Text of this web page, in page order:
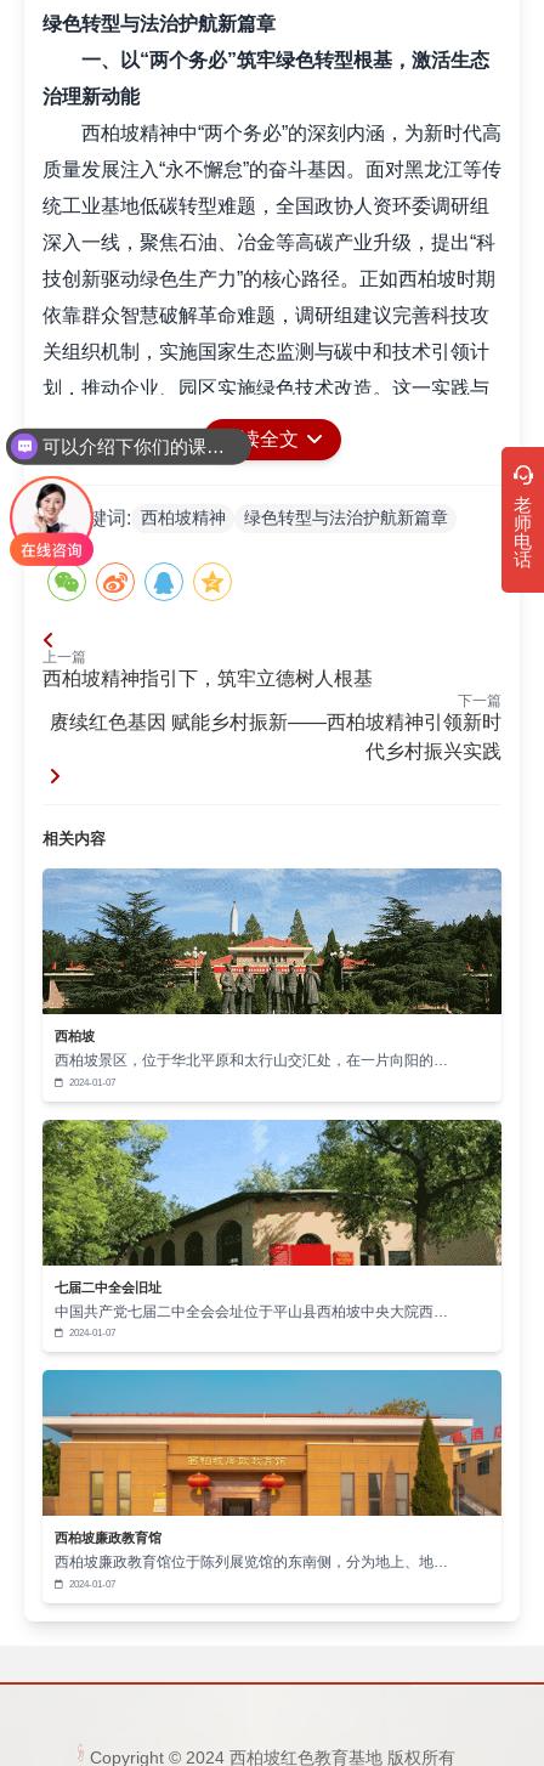
绿色转型与法治护航新篇章
一、以“两个务必”筑牢绿色转型根基，激活生态
治理新动能
西柏坡精神中“两个务必”的深刻内涵，为新时代高
质量发展注入“永不懈怠”的奋斗基因。面对黑龙江等传
统工业基地低碳转型难题，全国政协人资环委调研组
深入一线，聚焦石油、冶金等高碳产业升级，提出“科
技创新驱动绿色生产力”的核心路径‌。正如西柏坡时期
依靠群众智慧破解革命难题，调研组建议‌完善科技攻
关组织机制‌，实施国家生态监测与碳中和技术引领计
划，推动企业、园区实施绿色技术改造‌。这一实践与
习近平总书记“推动经济社会发展全面绿色转型”的指示
高度契合‌，更彰显“从群众中来、到群众中去”的红色治
理智慧。
跨区域协同治理‌是西柏坡“全国一盘棋”战略思维的
当代延续。2024年沿黄九省(区)政协协商会议与长江
经济带省市协商会议，通过‌生态优先、系统推进‌的协
同机制，构建起流域综合治理样板‌。这与木兰溪从“水
患之河”到全国示范河湖的蜕变经验一脉相承‌，凸显“集
中力量办大事”的制度优势，为“美丽中国”建设提供可
质量发展
兴产业法规滞后问题，全国政协双周协商座谈会提
出‌“对标国际规则、完善智能网联汽车法律依据”‌等建
议‌，体现“破旧立新”的改革魄力。正如西柏坡时期通过
土地改革重塑社会秩序，当前法治化营商环境建设需
强化‌“公平竞争、权益保护”‌两大支柱‌，这与福建“生态
优等生”通过法治推动“绿色产业链”发展的经验相呼
应‌。
全国政协经济委员会赴湖北等地专题调研，推
动‌“公开透明、法治保障”‌的民营企业发展环境建设‌，恰
如西柏坡时期通过整风运动强化纪律性。这种“刀刃向
内”的自我革命精神，为经济回升注入确定性，印证“法
治固根本、稳预期、利长远”的核心作用‌。
三、以“系统思维”凝聚政协力量，绘就高质量发
展蓝图
全国政协充分发挥“凝心聚力第一线”职能，构
建“调研—协商—落实”闭环机制。从黑龙江绿色产业调
研到沿黄、沿江跨区域协商，形成覆盖源头治理、产
业布局、技术创新的全链条建言体系‌，其方法论与西
柏坡“战略决战”的系统谋划异曲同工。正如政协委员提
出的‌“统筹产业‘一盘棋’重塑布局”‌建议‌，呼应了习近平
总书记“协同推进降碳减污扩绿增长”的战略部署‌。
阅读全文
关键词: 西柏坡精神 绿色转型与法治护航新篇章
上一篇
西柏坡精神指引下，筑牢立德树人根基
下一篇
赓续红色基因 赋能乡村振新——西柏坡精神引领新时
代乡村振兴实践‌
相关内容
西柏坡
西柏坡景区，位于华北平原和太行山交汇处，在一片向阳的…
2024-01-07
七届二中全会旧址
中国共产党七届二中全会会址位于平山县西柏坡中央大院西…
2024-01-07
西柏坡廉政教育馆
西柏坡廉政教育馆位于陈列展览馆的东南侧，分为地上、地…
2024-01-07
Copyright © 2024 西柏坡红色教育基地 版权所有
老
师
电
话
可以介绍下你们的课程吗？